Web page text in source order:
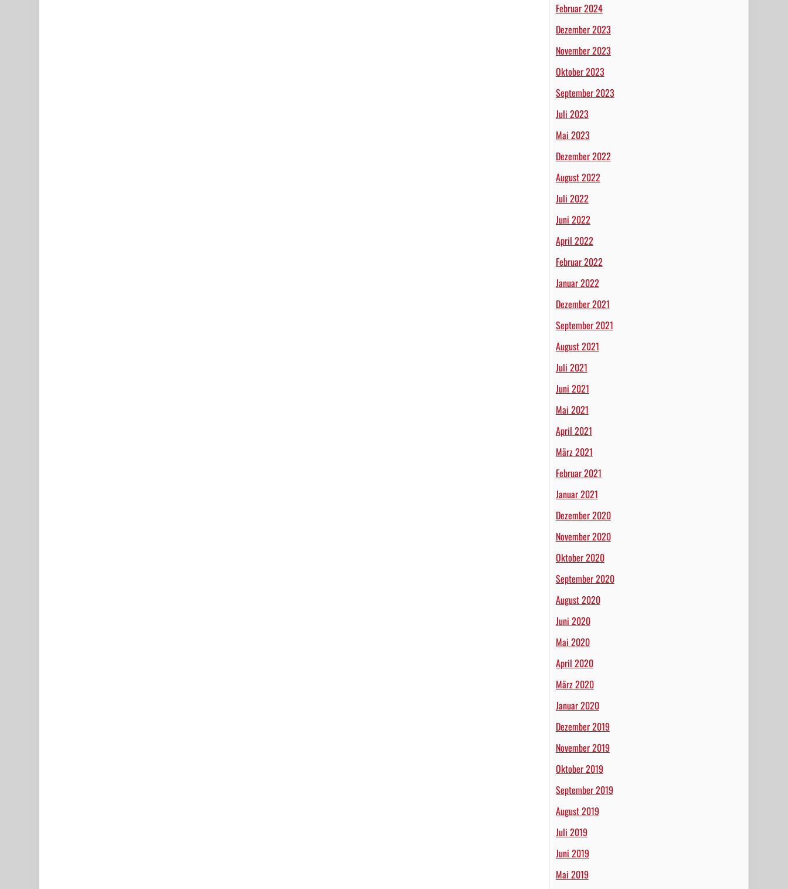
Februar 2024
Dezember 2023
November 2023
Oktober 2023
September 2023
Juli 2023
Mai 2023
Dezember 2022
August 2022
Juli 2022
Juni 2022
April 2022
Februar 2022
Januar 2022
Dezember 2021
September 2021
August 2021
Juli 2021
Juni 2021
Mai 2021
April 2021
März 2021
Februar 2021
Januar 2021
Dezember 2020
November 2020
Oktober 2020
September 2020
August 2020
Juni 2020
Mai 2020
April 2020
März 2020
Januar 2020
Dezember 2019
November 2019
Oktober 2019
September 2019
August 2019
Juli 2019
Juni 2019
Mai 2019